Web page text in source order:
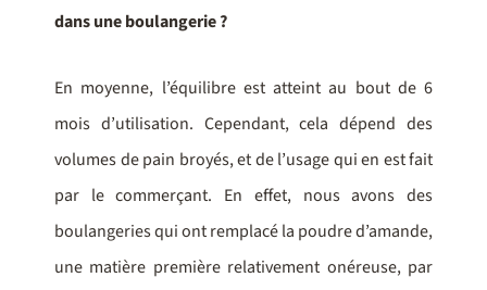
dans une boulangerie ?
En moyenne, l’équilibre est atteint au bout de 6
mois d’utilisation. Cependant, cela dépend des
volumes de pain broyés, et de l’usage qui en est fait
par le commerçant. En effet, nous avons des
boulangeries qui ont remplacé la poudre d’amande,
une matière première relativement onéreuse, par